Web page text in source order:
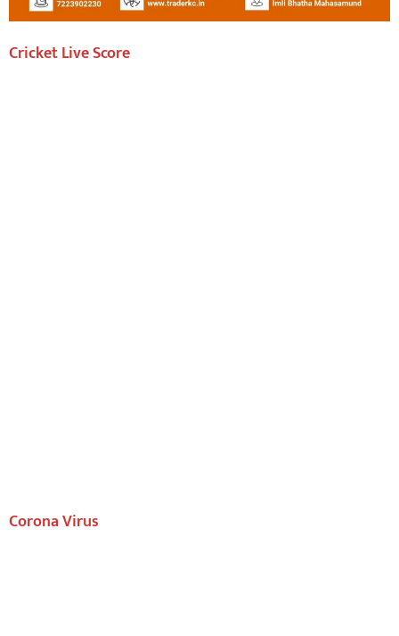
Cricket Live Score
Corona Virus